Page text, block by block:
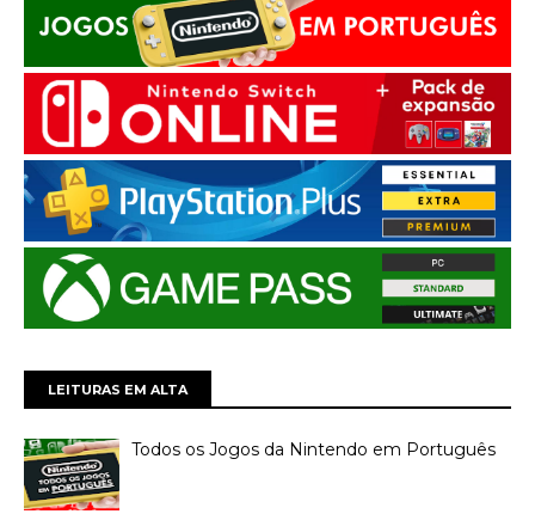
LEITURAS EM ALTA
Todos os Jogos da Nintendo em Português